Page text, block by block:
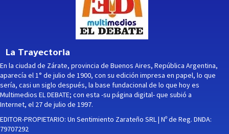
La Trayectoria
En la ciudad de Zárate, provincia de Buenos Aires, República Argentina,
aparecía el 1° de julio de 1900, con su edición impresa en papel, lo que
sería, casi un siglo después, la base fundacional de lo que hoy es
Multimedios EL DEBATE; con esta -su página digital- que subió a
Internet, el 27 de julio de 1997.
EDITOR-PROPIETARIO: Un Sentimiento Zarateño SRL | Nº de Reg. DNDA:
79707292